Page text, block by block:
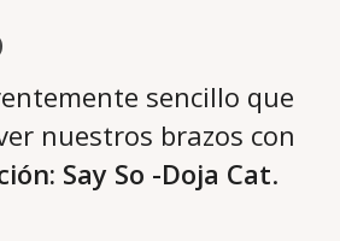
sencillo que
nuestros brazos con
Say So -Doja Cat.